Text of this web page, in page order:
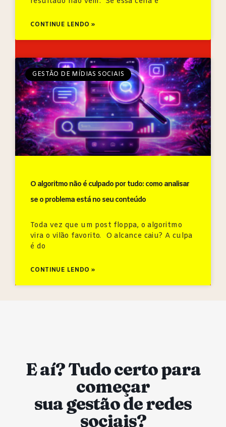
CONTINUE LENDO »
GESTÃO DE MÍDIAS SOCIAIS
O algoritmo não é culpado por tudo: como analisar
se o problema está no seu conteúdo
Toda vez que um post floppa, o algoritmo
vira o vilão favorito. O alcance caiu? A culpa
é do
CONTINUE LENDO »
E aí? Tudo certo para
começar
sua gestão de redes
sociais?